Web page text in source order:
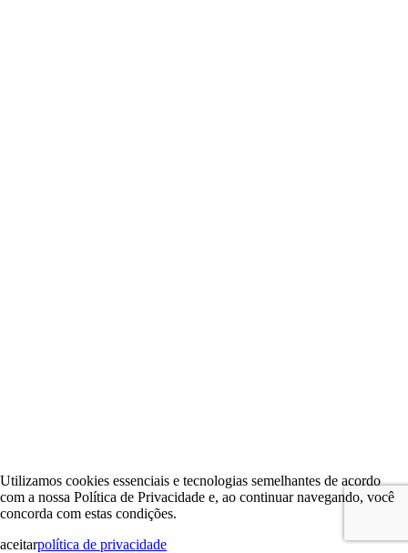
Utilizamos cookies essenciais e tecnologias semelhantes de acordo
com a nossa Política de Privacidade e, ao continuar navegando, você
concorda com estas condições.
aceitarpolítica de privacidade